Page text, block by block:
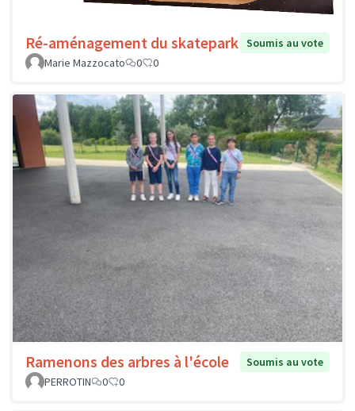
Ré-aménagement du skatepark Soumis au vote
Marie Mazzocato
0 0
Ramenons des arbres à l'école
Soumis au vote
PERROTIN
0 0